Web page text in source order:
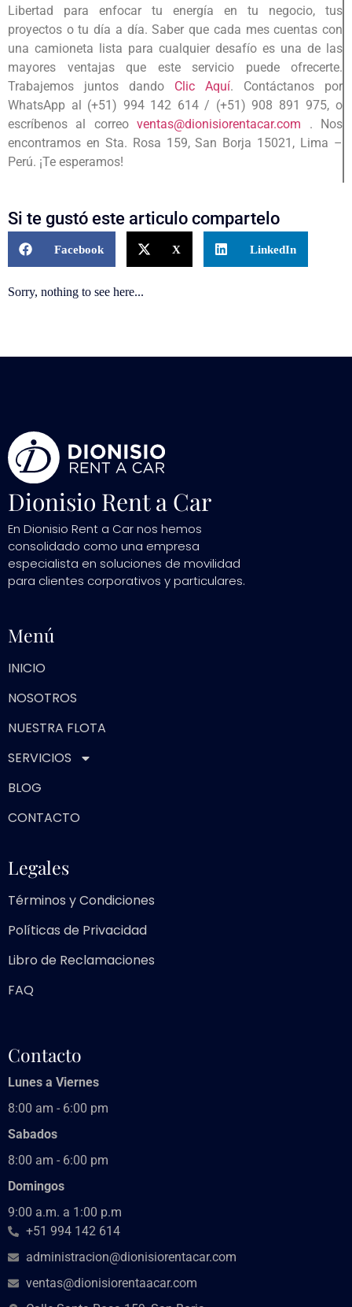
Libertad para enfocar tu energía en tu negocio, tus
proyectos o tu día a día. Saber que cada mes cuentas con
una camioneta lista para cualquier desafío es una de las
mayores ventajas que este servicio puede ofrecerte.
Trabajemos juntos dando Clic Aquí. Contáctanos por
WhatsApp al (+51) 994 142 614 / (+51) 908 891 975, o
escríbenos al correoventas@dionisiorentacar.com . Nos
encontramos en Sta. Rosa 159, San Borja 15021, Lima –
Perú. ¡Te esperamos!
Si te gustó este articulo compartelo
Facebook X LinkedIn
Sorry, nothing to see here...
Dionisio Rent a Car
En Dionisio Rent a Car nos hemos
consolidado como una empresa
especialista en soluciones de movilidad
para clientes corporativos y particulares.
Menú
INICIO
NOSOTROS
NUESTRA FLOTA
SERVICIOS
BLOG
CONTACTO
Legales
Términos y Condiciones
Políticas de Privacidad
Libro de Reclamaciones
FAQ
Contacto
Lunes a Viernes
8:00 am - 6:00 pm
Sabados
8:00 am - 6:00 pm
Domingos
9:00 a.m. a 1:00 p.m
+51 994 142 614
administracion@dionisiorentacar.com
ventas@dionisiorentaacar.com